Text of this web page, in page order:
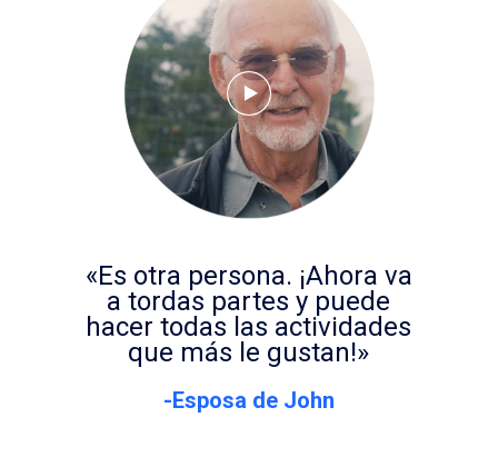
«Es otra persona. ¡Ahora va
a tordas partes y puede
hacer todas las actividades
que más le gustan!»
-Esposa de John